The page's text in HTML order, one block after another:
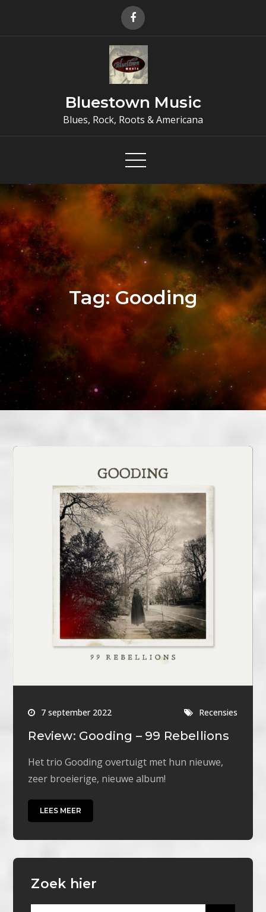
Bluestown Music
Blues, Rock, Roots & Americana
Tag:Gooding
7 september 2022 Recensies
Review: Gooding – 99 Rebellions
Het trio Gooding overtuigt met hun nieuwe,
zeer broeierige, nieuwe album!
LEES MEER
Zoek hier